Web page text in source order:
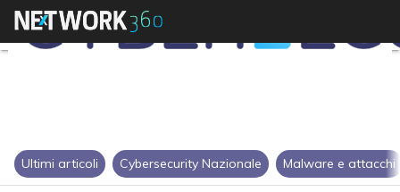
Ultimi articoli Cybersecurity Nazionale Malware e attacchi